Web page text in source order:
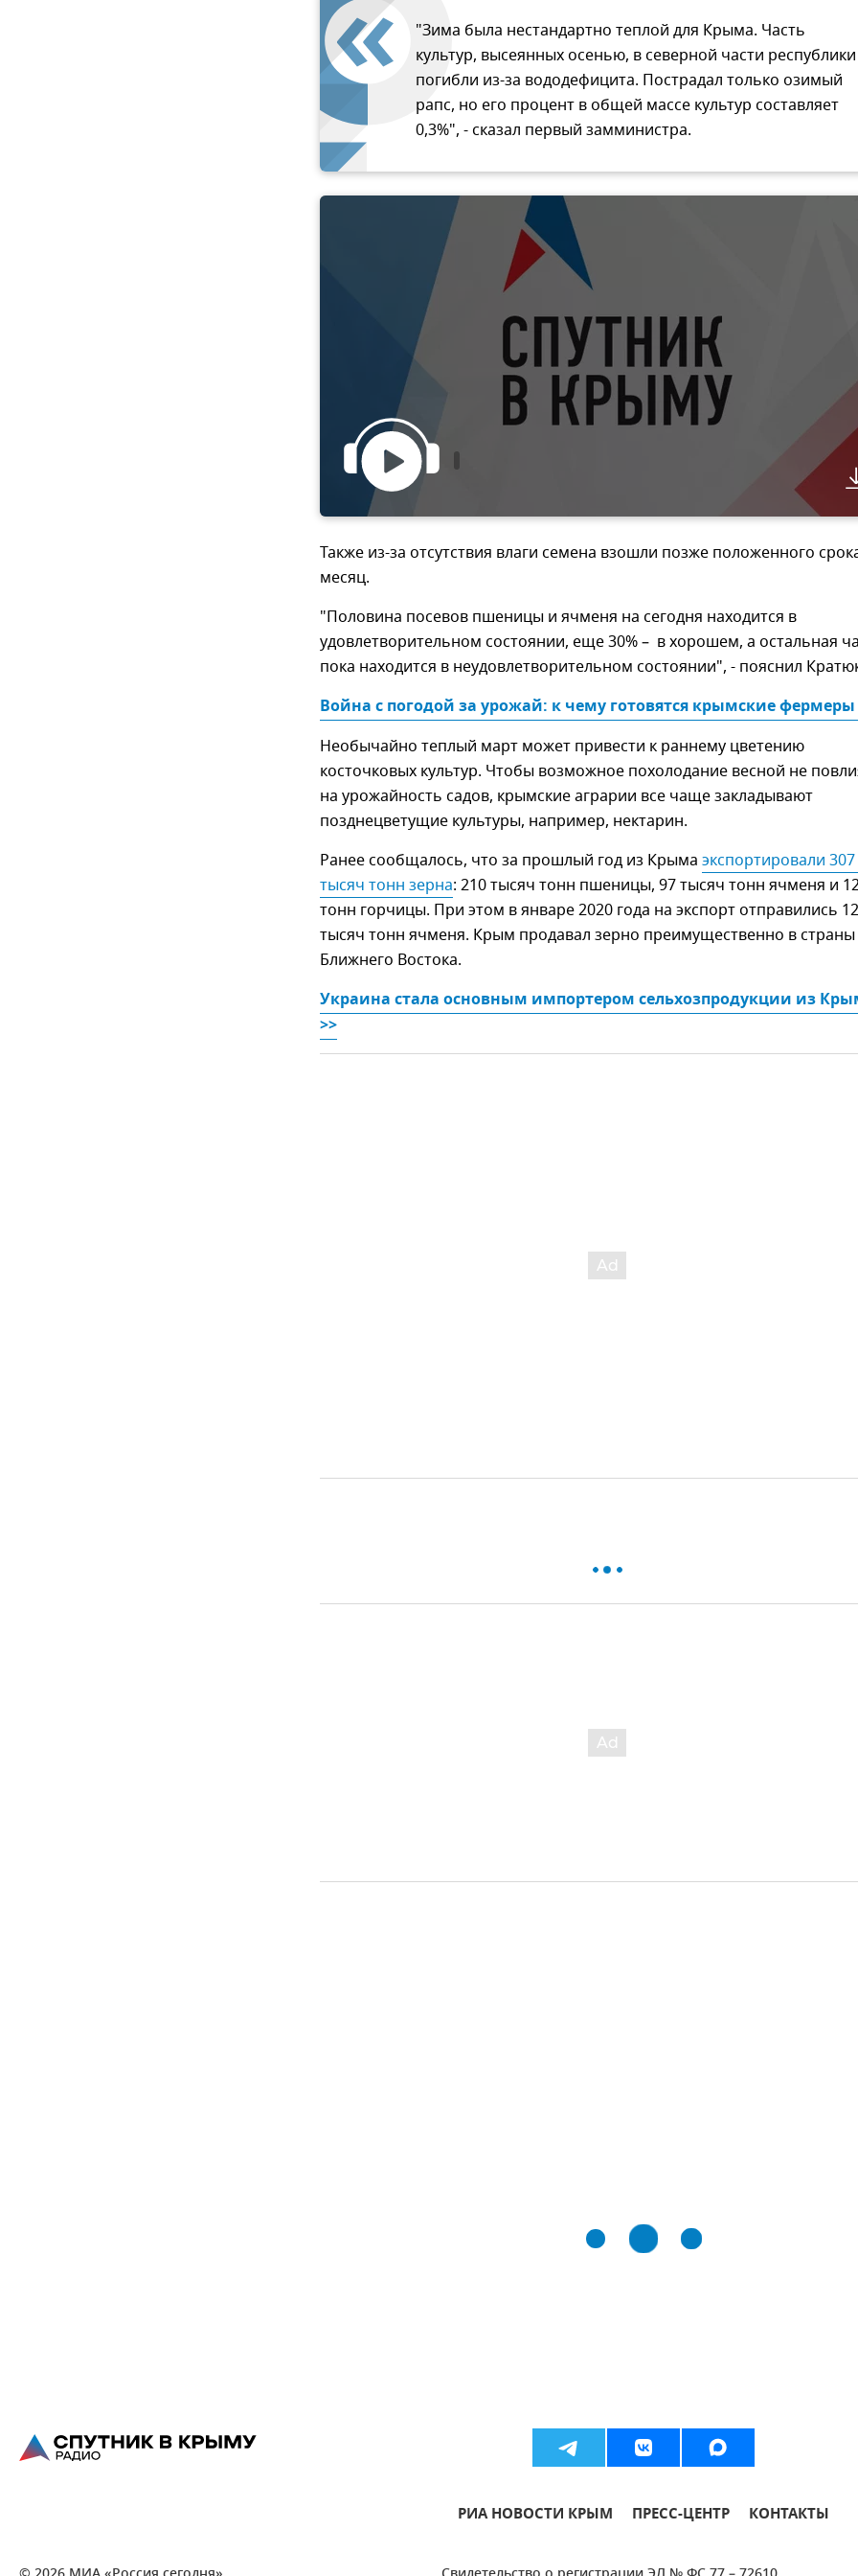
"Зима была нестандартно теплой для Крыма. Часть
культур, высеянных осенью, в северной части республики
погибли из-за вододефицита. Пострадал только озимый
рапс, но его процент в общей массе культур составляет
0,3%", - сказал первый замминистра.
Также из-за отсутствия влаги семена взошли позже положенного
месяц.
"Половина посевов пшеницы и ячменя на сегодня находится в
удовлетворительном состоянии, еще 30% – в хорошем, а остальная
пока находится в неудовлетворительном состоянии", - пояснил
Война с погодой за урожай: к чему готовятся крымские фермеры
Необычайно теплый март может привести к раннему цветению
косточковых культур. Чтобы возможное похолодание весной не
на урожайность садов, крымские аграрии все чаще закладывают
позднецветущие культуры, например, нектарин.
Ранее сообщалось, что за прошлый год из Крыма экспортировали 307
тысяч тонн зерна: 210 тысяч тонн пшеницы, 97 тысяч тонн ячменя и
тонн горчицы. При этом в январе 2020 года на экспорт отправились 12
тысяч тонн ячменя. Крым продавал зерно преимущественно в страны
Ближнего Востока.
Украина стала основным импортером сельхозпродукции из
>>
РИА НОВОСТИ КРЫМ ПРЕСС-ЦЕНТР КОНТАКТЫ